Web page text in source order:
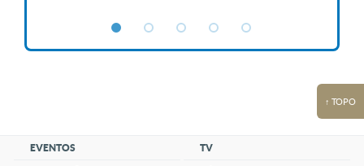
↑ TOPO
EVENTOS TV